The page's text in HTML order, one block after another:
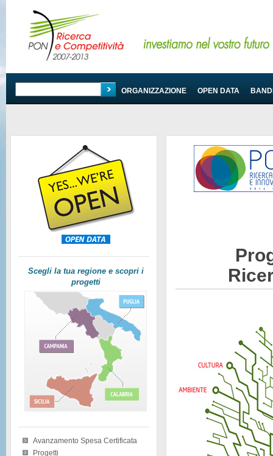
PROGRAMMA ORGANIZZAZIONE OPEN DATA
Scegli la tua regione e scopri i
progetti
Avanzamento Spesa Certificata
Progetti